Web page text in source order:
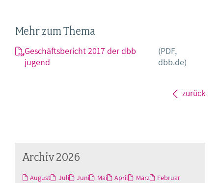
Mehr zum Thema
Geschäftsbericht 2017 der dbb
jugend
(PDF,
dbb.de)
zurück
Archiv 2026
August Juli Juni Mai April März Februar